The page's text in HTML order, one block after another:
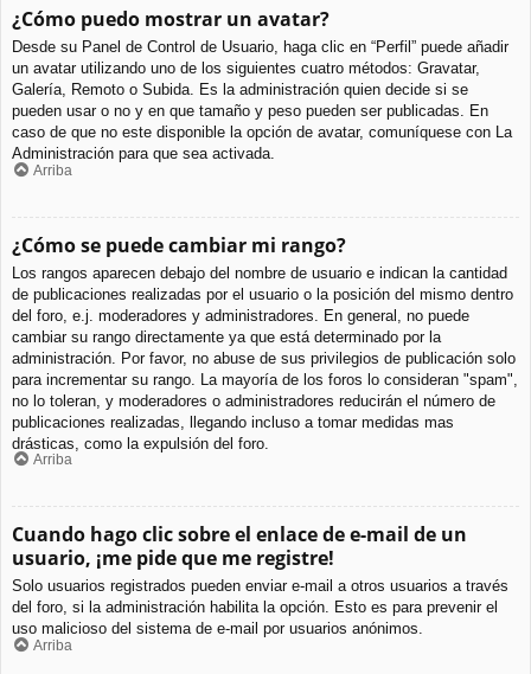
¿Cómo puedo mostrar un avatar?
Desde su Panel de Control de Usuario, haga clic en “Perfil” puede añadir
un avatar utilizando uno de los siguientes cuatro métodos: Gravatar,
Galería, Remoto o Subida. Es la administración quien decide si se
pueden usar o no y en que tamaño y peso pueden ser publicadas. En
caso de que no este disponible la opción de avatar, comuníquese con La
Administración para que sea activada.
Arriba
¿Cómo se puede cambiar mi rango?
Los rangos aparecen debajo del nombre de usuario e indican la cantidad
de publicaciones realizadas por el usuario o la posición del mismo dentro
del foro, e.j. moderadores y administradores. En general, no puede
cambiar su rango directamente ya que está determinado por la
administración. Por favor, no abuse de sus privilegios de publicación solo
para incrementar su rango. La mayoría de los foros lo consideran "spam",
no lo toleran, y moderadores o administradores reducirán el número de
publicaciones realizadas, llegando incluso a tomar medidas mas
drásticas, como la expulsión del foro.
Arriba
Cuando hago clic sobre el enlace de e-mail de un
usuario, ¡me pide que me registre!
Solo usuarios registrados pueden enviar e-mail a otros usuarios a través
del foro, si la administración habilita la opción. Esto es para prevenir el
uso malicioso del sistema de e-mail por usuarios anónimos.
Arriba